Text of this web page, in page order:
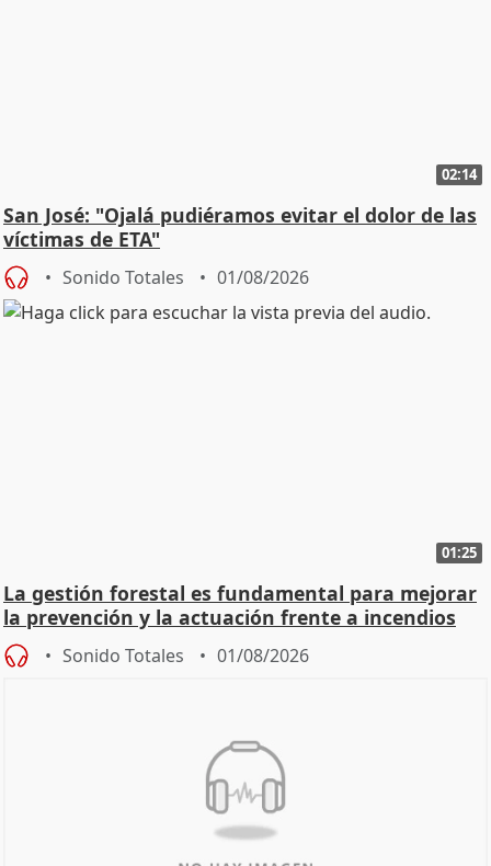
02:14
San José: "Ojalá pudiéramos evitar el dolor de las
víctimas de ETA"
Sonido Totales 01/08/2026
01:25
La gestión forestal es fundamental para mejorar
la prevención y la actuación frente a incendios
Sonido Totales 01/08/2026